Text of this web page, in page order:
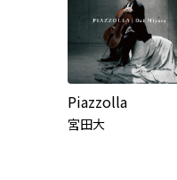
Piazzolla
宮田大